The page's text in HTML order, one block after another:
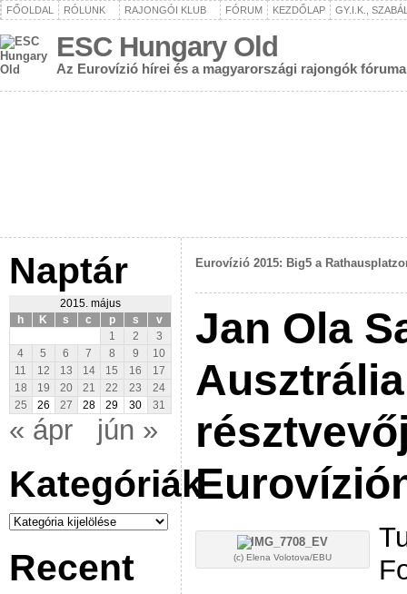
FŐOLDAL RÓLUNK RAJONGÓI KLUB FÓRUM KEZDŐLAP GY.I.K.,
ESC Hungary Old
Az Eurovízió hírei és a magyarországi rajongók fóruma
Naptár
2015. május
h
K s c p s
v
1
2
3
4
5 6 7 8 9
10
11
12 13 14 15 16
17
18
19 20 21 22 23
24
25
26 27 28 29 30 31
« ápr jún »
Kategóriák
Kategóriák
Recent
Eurovízió 2015: Big5 a
Jan Ola
(c) Elena Volotova/EBU